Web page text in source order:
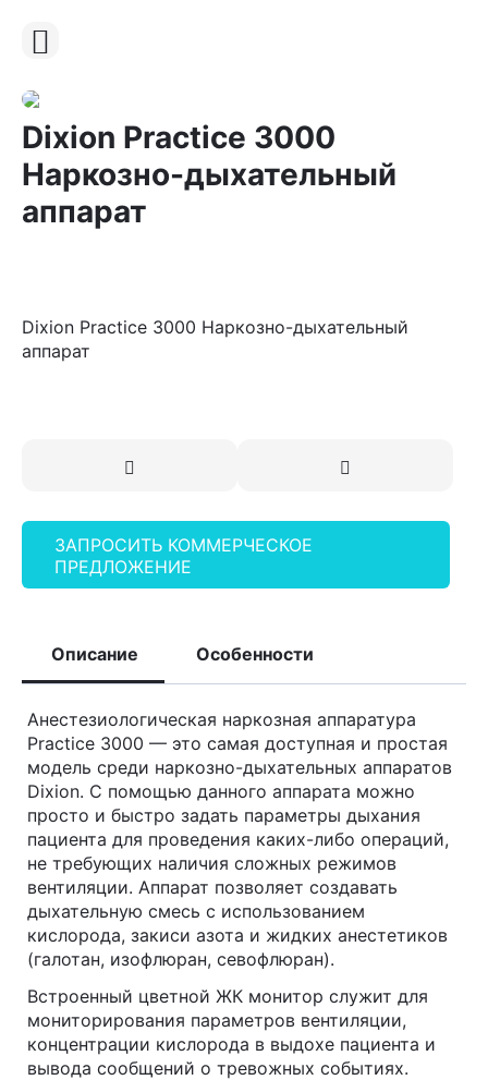
Dixion Practice 3000
Наркозно-дыхательный
аппарат
Dixion Practice 3000 Наркозно-дыхательный
аппарат
ЗАПРОСИТЬ КОММЕРЧЕСКОЕ
ПРЕДЛОЖЕНИЕ
Описание Особенности
Анестезиологическая наркозная аппаратура
Practice 3000 — это самая доступная и простая
модель среди наркозно-дыхательных аппаратов
Dixion. С помощью данного аппарата можно
просто и быстро задать параметры дыхания
пациента для проведения каких-либо операций,
не требующих наличия сложных режимов
вентиляции. Аппарат позволяет создавать
дыхательную смесь с использованием
кислорода, закиси азота и жидких анестетиков
(галотан, изофлюран, севофлюран).
Встроенный цветной ЖК монитор служит для
мониторирования параметров вентиляции,
концентрации кислорода в выдохе пациента и
вывода сообщений о тревожных событиях.